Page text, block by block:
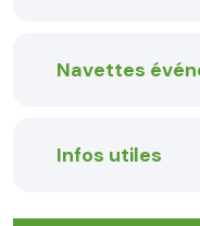
Navettes
Infos utiles